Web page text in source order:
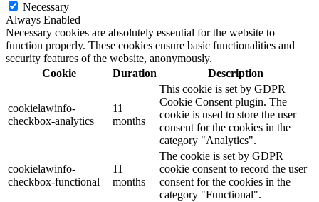
Necessary
Always Enabled
Necessary cookies are absolutely essential for the website to
function properly. These cookies ensure basic functionalities and
security features of the website, anonymously.
Cookie
Duration Description
cookielawinfo-
checkbox-analytics
11
months
This cookie is set by GDPR
Cookie Consent plugin. The
cookie is used to store the user
consent for the cookies in the
category "Analytics".
cookielawinfo-
checkbox-functional
11
months
The cookie is set by GDPR
cookie consent to record the user
consent for the cookies in the
category "Functional".